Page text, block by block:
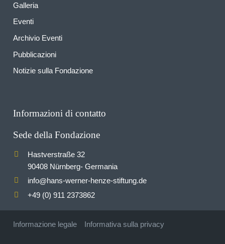
Galleria
Eventi
Archivio Eventi
Pubblicazioni
Notizie sulla Fondazione
Informazioni di contatto
Sede della Fondazione
Hastverstraße 32
90408 Nürnberg- Germania
info@hans-werner-henze-stiftung.de
+49 (0) 911 2373862
Informazione legale Informativa sulla privacy